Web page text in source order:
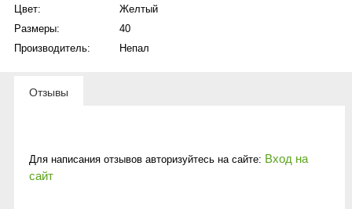
Цвет:
Желтый
Размеры:
40
Производитель:
Непал
Отзывы
Для написания отзывов авторизуйтесь на сайте: Вход на
сайт